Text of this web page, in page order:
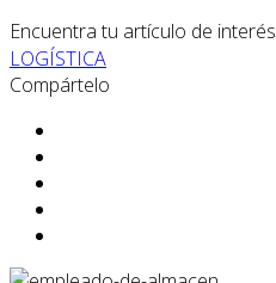
Encuentra tu artículo de interés
LOGÍSTICA
Compártelo